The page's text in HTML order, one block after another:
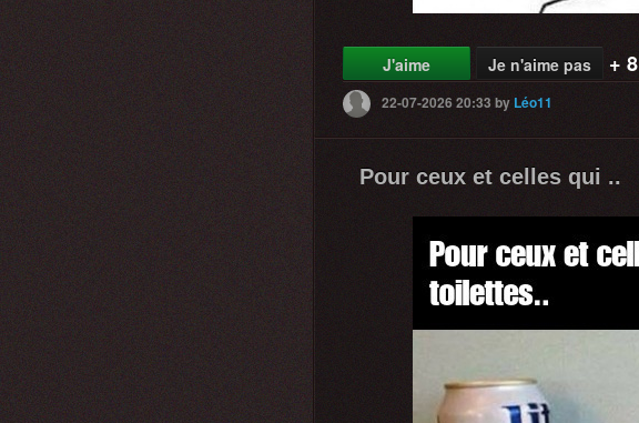
J'aime Je n'aime pas + 8
22-07-2026 20:33by Léo11
Pour ceux et celles qui ..